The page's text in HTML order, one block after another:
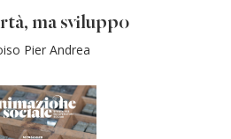
ma sviluppo
Pier Andrea